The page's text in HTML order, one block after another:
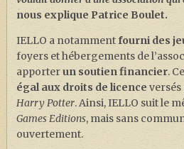
nous explique Patrice Boulet.
IELLO a notamment fourni des
foyers et hébergements de
apporterun soutien financier.
égal aux droits de licence
Harry Potter. Ainsi, IELLO suit le
Games Editions, mais sans
ouvertement.